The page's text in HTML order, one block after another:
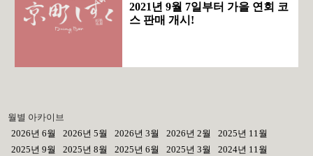
2021년 9월 7일부터 가을 연회 코
스 판매 개시!
월별 아카이브
2026년 6월
2026년 5월 2026년 3월 2026년 2월
2025년 11월
2025년 9월
2025년 8월 2025년 6월 2025년 3월
2024년 11월